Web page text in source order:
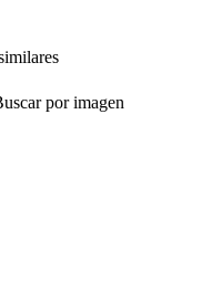
por imagen